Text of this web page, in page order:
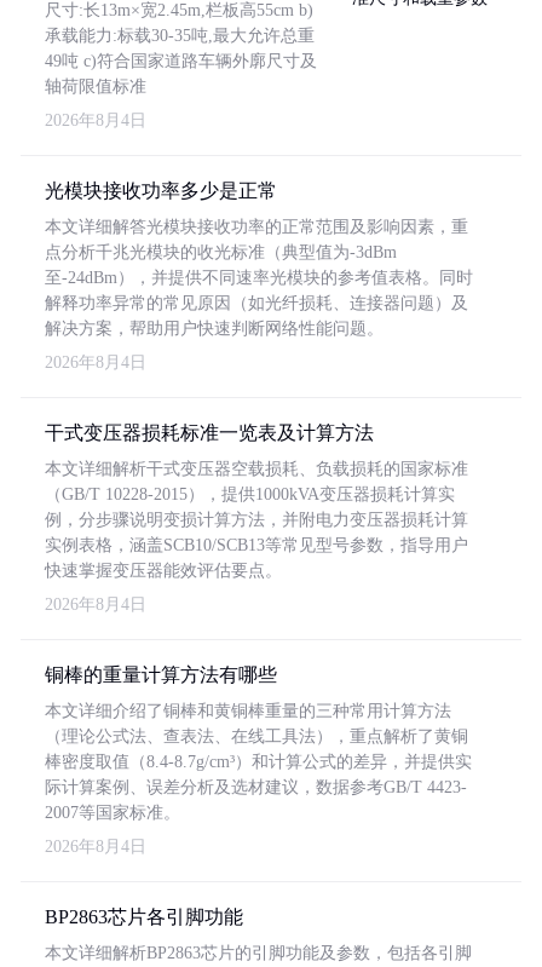
尺寸:长13m×宽2.45m,栏板高55cm b)
承载能力:标载30-35吨,最大允许总重
49吨 c)符合国家道路车辆外廓尺寸及
轴荷限值标准
2026年8月4日
光模块接收功率多少是正常
本文详细解答光模块接收功率的正常范围及影响因素，重
点分析千兆光模块的收光标准（典型值为-3dBm
至-24dBm），并提供不同速率光模块的参考值表格。同时
解释功率异常的常见原因（如光纤损耗、连接器问题）及
解决方案，帮助用户快速判断网络性能问题。
2026年8月4日
干式变压器损耗标准一览表及计算方法
本文详细解析干式变压器空载损耗、负载损耗的国家标准
（GB/T 10228-2015），提供1000kVA变压器损耗计算实
例，分步骤说明变损计算方法，并附电力变压器损耗计算
实例表格，涵盖SCB10/SCB13等常见型号参数，指导用户
快速掌握变压器能效评估要点。
2026年8月4日
铜棒的重量计算方法有哪些
本文详细介绍了铜棒和黄铜棒重量的三种常用计算方法
（理论公式法、查表法、在线工具法），重点解析了黄铜
棒密度取值（8.4-8.7g/cm³）和计算公式的差异，并提供实
际计算案例、误差分析及选材建议，数据参考GB/T 4423-
2007等国家标准。
2026年8月4日
BP2863芯片各引脚功能
本文详细解析BP2863芯片的引脚功能及参数，包括各引脚